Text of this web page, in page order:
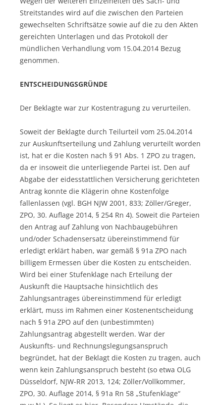
Streitstandes wird auf die zwischen den Parteien
gewechselten Schriftsätze sowie auf die zu den Akten
gereichten Unterlagen und das Protokoll der
mündlichen Verhandlung vom 15.04.2014 Bezug
genommen.
ENTSCHEIDUNGSGRÜNDE
Der Beklagte war zur Kostentragung zu verurteilen.
Soweit der Beklagte durch Teilurteil vom 25.04.2014
zur Auskunftserteilung und Zahlung verurteilt worden
ist, hat er die Kosten nach § 91 Abs. 1 ZPO zu tragen,
da er insoweit die unterliegende Partei ist. Den auf
Abgabe der eidesstattlichen Versicherung gerichteten
Antrag konnte die Klägerin ohne Kostenfolge
fallenlassen (vgl. BGH NJW 2001, 833; Zöller/Greger,
ZPO, 30. Auflage 2014, § 254 Rn 4). Soweit die Parteien
den Antrag auf Zahlung von Nachbaugebühren
und/oder Schadensersatz übereinstimmend für
erledigt erklärt haben, war gemäß § 91a ZPO nach
billigem Ermessen über die Kosten zu entscheiden.
Wird bei einer Stufenklage nach Erteilung der
Auskunft die Hauptsache hinsichtlich des
Zahlungsantrages übereinstimmend für erledigt
erklärt, muss im Rahmen einer Kostenentscheidung
nach § 91a ZPO auf den (unbestimmten)
Zahlungsantrag abgestellt werden. War der
Auskunfts- und Rechnungslegungsanspruch
begründet, hat der Beklagt die Kosten zu tragen, auch
wenn kein Zahlungsanspruch besteht (so etwa OLG
Düsseldorf, NJW-RR 2013, 124; Zöller/Vollkommer,
ZPO, 30. Auflage 2014, § 91a Rn 58 „Stufenklage“